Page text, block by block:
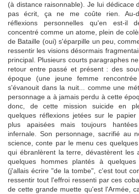
(à distance raisonnable). Je lui dédicace
pas écrit, ça ne me coûte rien. Au-
réflexions personnelles qu'en est-il
concentré comme un atome, plein de
de Bataille (oui) s'éparpille un peu,
ressentir les visions désormais
principal. Plusieurs courts paragraphes
retour entre passé et présent : des
époque (une jeune femme
s'évanouit dans la nuit... comme une
personnage a à jamais perdu à cette
donc, de cette mission suicide en
quelques réflexions jetées sur le papier
plus apaisées mais toujours
infernale. Son personnage, sacrifié au
science, conte par le menu ces
qui ébranlèrent la terre, dévastèrent les
quelques hommes plantés à
(j'allais écrire "de la tombe", c'est tout
ressentir tout l'effroi ressenti par ces
de cette grande muette qu'est l'Armée,